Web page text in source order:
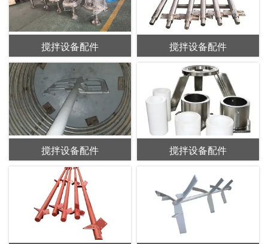
搅拌设备配件 搅拌设备配件
搅拌设备配件 搅拌设备配件